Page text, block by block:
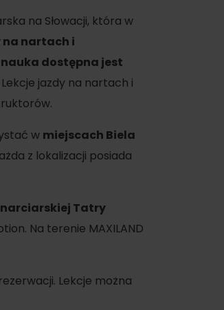
na Słowacji, która w
nartach i
dostępna jest
Lekcje jazdy na nartach i
w miejscach Biela
z lokalizacji posiada
narciarskiej Tatry
Na terenie MAXILAND
Lekcje można